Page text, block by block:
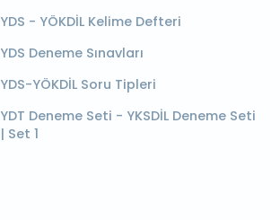
YDS - YÖKDİL Kelime Defteri
YDS Deneme Sınavları
YDS-YÖKDİL Soru Tipleri
YDT Deneme Seti - YKSDİL Deneme Seti
| Set 1